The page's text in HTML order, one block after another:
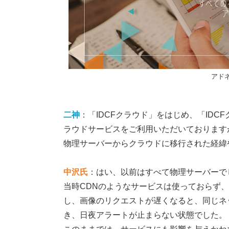
アド
二神 ：「IDCFクラウド」をはじめ、「
ラウドサービスをご利用いただいておりま
物理サーバーからクラウドに移行された経
中沢氏 ：はい、以前はすべて物理サーバー
当時CDNのようなサービスは使っておらず
し、画像のリクエストが遅くなると、同じ
き、日夜アラートが止まらない状態でした。